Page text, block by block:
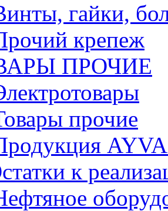
гайки,
крепеж
ПРОЧИЕ
прочие
к